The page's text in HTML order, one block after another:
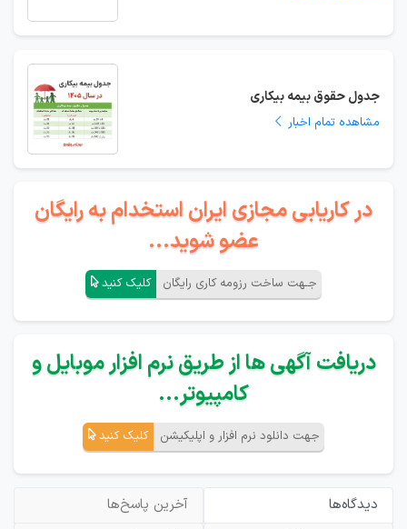
جدول حقوق بیمه بیکاری
مشاهده تمام اخبار
در کاریابی مجازی ایران استخدام به رایگان
عضو شوید...
جـهت ساخت رزومه کاری رایگان کلیک کنید
دریافت آگهی ها از طریق نرم افزار موبایل و
کامپیوتر...
جهت دانلود نرم افزار و اپلیکیشن کلیک کنید
دیدگاه‌ها
آخرین پاسخ‌ها